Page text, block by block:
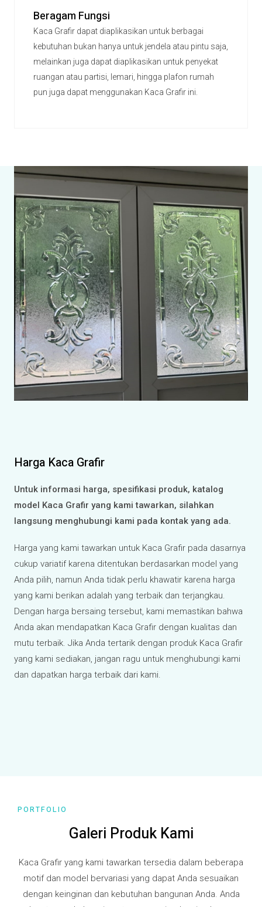
Beragam Fungsi
Kaca Grafir dapat diaplikasikan untuk berbagai
kebutuhan bukan hanya untuk jendela atau pintu saja,
melainkan juga dapat diaplikasikan untuk penyekat
ruangan atau partisi, lemari, hingga plafon rumah
pun juga dapat menggunakan Kaca Grafir ini.
Harga Kaca Grafir
Untuk informasi harga, spesifikasi produk, katalog
model Kaca Grafir yang kami tawarkan, silahkan
langsung menghubungi kami pada kontak yang ada.
Harga yang kami tawarkan untuk Kaca Grafir pada dasarnya
cukup variatif karena ditentukan berdasarkan model yang
Anda pilih, namun Anda tidak perlu khawatir karena harga
yang kami berikan adalah yang terbaik dan terjangkau.
Dengan harga bersaing tersebut, kami memastikan bahwa
Anda akan mendapatkan Kaca Grafir dengan kualitas dan
mutu terbaik. Jika Anda tertarik dengan produk Kaca Grafir
yang kami sediakan, jangan ragu untuk menghubungi kami
dan dapatkan harga terbaik dari kami.
PORTFOLIO
Galeri Produk Kami
Kaca Grafir yang kami tawarkan tersedia dalam beberapa
motif dan model bervariasi yang dapat Anda sesuaikan
dengan keinginan dan kebutuhan bangunan Anda. Anda